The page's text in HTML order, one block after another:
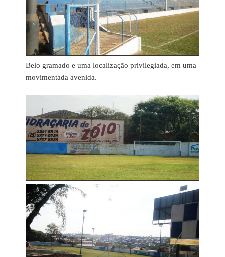
Belo gramado e uma localização privilegiada, em uma
movimentada avenida.